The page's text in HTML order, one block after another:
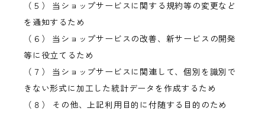
（５） 当ショップサービスに関する規約等の変更など
を通知するため
（６） 当ショップサービスの改善、新サービスの開発
等に役立てるため
（７） 当ショップサービスに関連して、個別を識別で
きない形式に加工した統計データを作成するため
（８） その他、上記利用目的に付随する目的のため